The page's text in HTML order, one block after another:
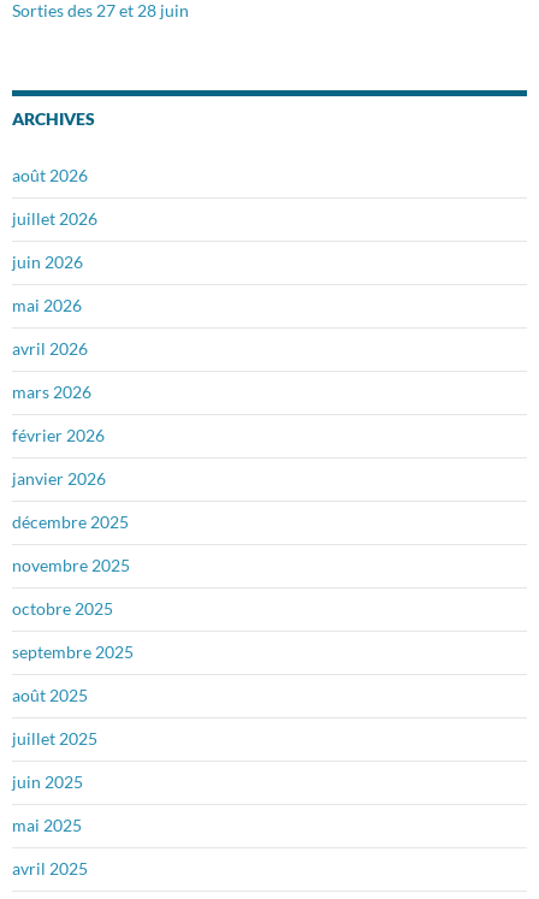
Sorties des 27 et 28 juin
ARCHIVES
août 2026
juillet 2026
juin 2026
mai 2026
avril 2026
mars 2026
février 2026
janvier 2026
décembre 2025
novembre 2025
octobre 2025
septembre 2025
août 2025
juillet 2025
juin 2025
mai 2025
avril 2025